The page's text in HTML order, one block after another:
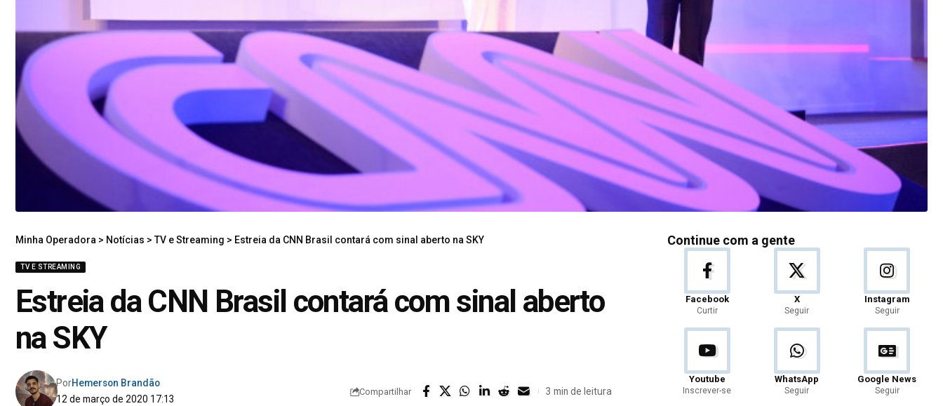
Minha Operadora > Notícias > TV e Streaming > Estreia da CNN Brasil contará com sinal aberto na SKY
TV E STREAMING
Estreia da CNN Brasil contará com sinal aberto
na SKY
12 de março de 2020 17:13
PorHemerson Brandão
Compartilhar 3 min de leitura
Continue com a gente
Facebook
Curtir
X
Seguir
Instagram
Seguir
Youtube
Inscrever-se
WhatsApp
Seguir
Google News
Seguir